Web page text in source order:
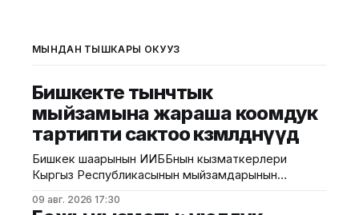
МЫНДАН ТЫШКАРЫ ОКУҢУЗ
Бишкекте тынчтык
мыйзамына жараша коомдук
тартипти сактоо көзөмөлдөнүүдө
Бишкек шаарынын ИИББнын кызматкерлери
Кыргыз Республикасынын мыйзамдарынын
тартипти сактоону камсыз кылуу боюнча түшүндүрүү
09 авг. 2026 17:30